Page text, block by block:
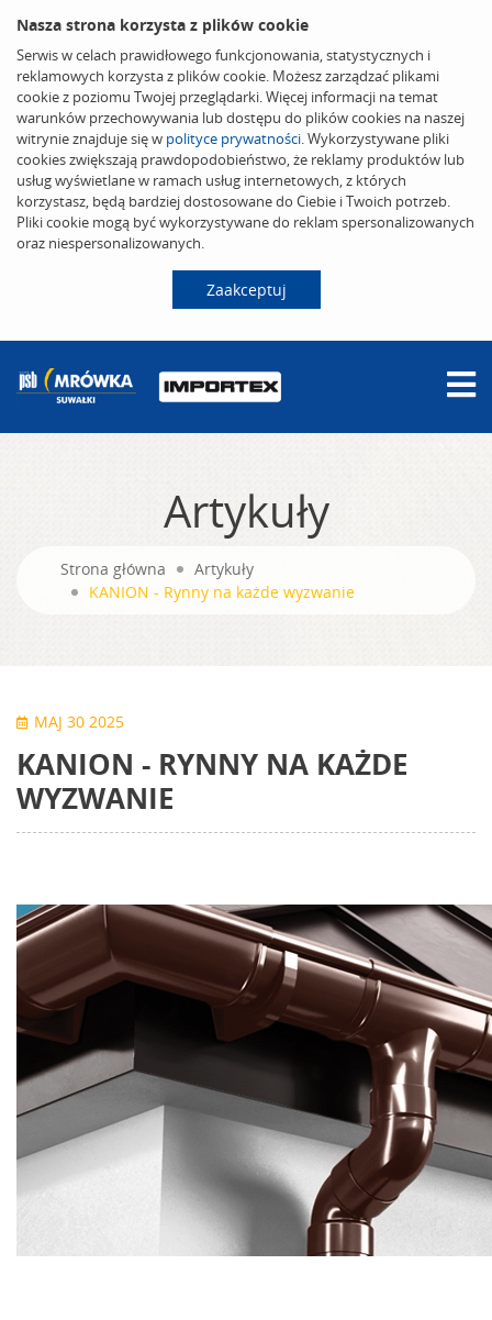
Nasza strona korzysta z plików cookie
Serwis w celach prawidłowego funkcjonowania, statystycznych i
reklamowych korzysta z plików cookie. Możesz zarządzać plikami
cookie z poziomu Twojej przeglądarki. Więcej informacji na temat
warunków przechowywania lub dostępu do plików cookies na naszej
witrynie znajduje się w polityce prywatności. Wykorzystywane pliki
cookies zwiększają prawdopodobieństwo, że reklamy produktów lub
usług wyświetlane w ramach usług internetowych, z których
korzystasz, będą bardziej dostosowane do Ciebie i Twoich potrzeb.
Pliki cookie mogą być wykorzystywane do reklam spersonalizowanych
oraz niespersonalizowanych.
Zaakceptuj
Artykuły
Strona główna
Artykuły
KANION - Rynny na każde wyzwanie
MAJ 30 2025
KANION - RYNNY NA KAŻDE
WYZWANIE